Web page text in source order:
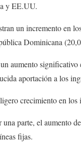
y EE.UU.
un incremento en
Dominicana
aumento
aportación a los
crecimiento en
parte, el aumento
fijas.